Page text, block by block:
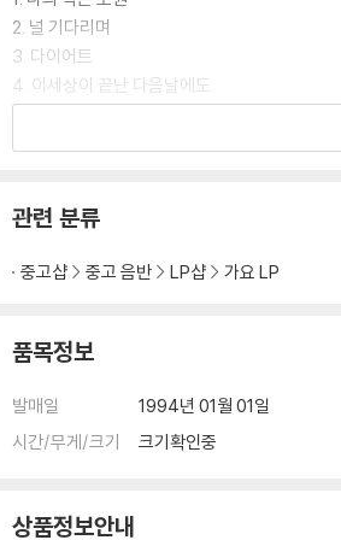
2. 널 기다리며
3. 다이어트
4. 이세상이 끝난 다음날에도
5. 새벽안개
A면 재생 테스트 완료.음반 잡음 거의 없이 무난
*LP 입고 후 초음파 세척 후 보관되며 판매 완
*함께 올린 자켓 / LP 사진 확인하시고 신중한
*감성 오디오 / 리오사운드*
관련 분류
중고샵 중고 음반 LP샵 가요 LP
품목정보
발매일
1994년 01월 01일
시간/무게/크기
크기확인중
상품정보안내